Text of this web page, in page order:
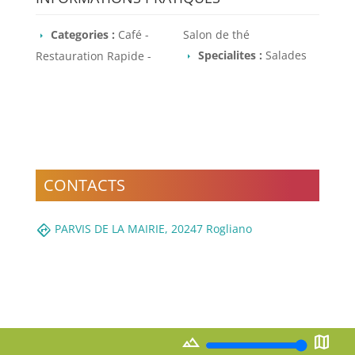
Categories : Café -
Restauration Rapide -
Salon de thé
Specialites : Salades
CONTACTS
directions PARVIS DE LA MAIRIE, 20247 Rogliano
landscape map